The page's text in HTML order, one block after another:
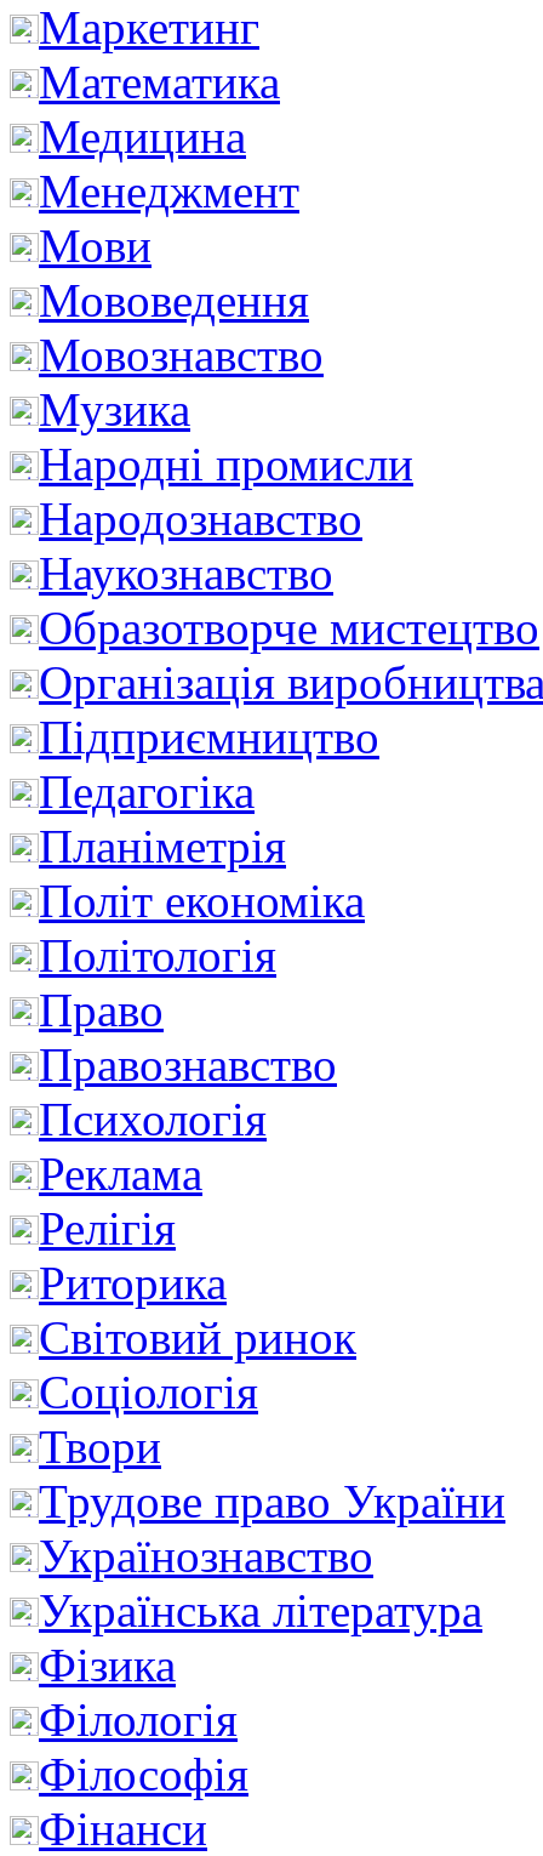
Маркетинг
Математика
Медицина
Менеджмент
Мови
Мововедення
Мовознавство
Музика
Народні промисли
Народознавство
Наукознавство
Образотворче мистецтво
Організація
Підприємництво
Педагогіка
Планіметрія
Політ економіка
Політологія
Право
Правознавство
Психологія
Реклама
Релігія
Риторика
Світовий ринок
Соціологія
Твори
Трудове право України
Українознавство
Українська література
Фізика
Філологія
Філософія
Фінанси